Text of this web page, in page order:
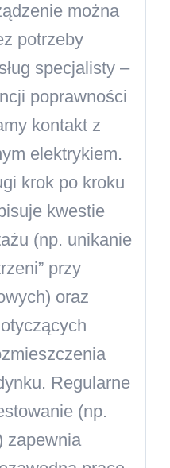
można
potrzeby
specjalisty –
poprawności
kontakt z
elektrykiem.
krok po kroku
kwestie
(np. unikanie
przy
oraz
Regularne
(np.
zapewnia